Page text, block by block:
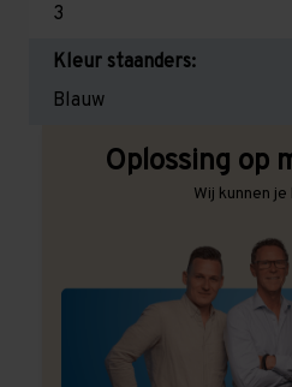
3
Kleur staanders:
Blauw
Oplossing op
Wij kunnen